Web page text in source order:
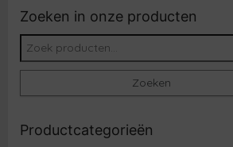
Zoeken in onze producten
Zoeken naar:
Zoeken
Productcategorieën